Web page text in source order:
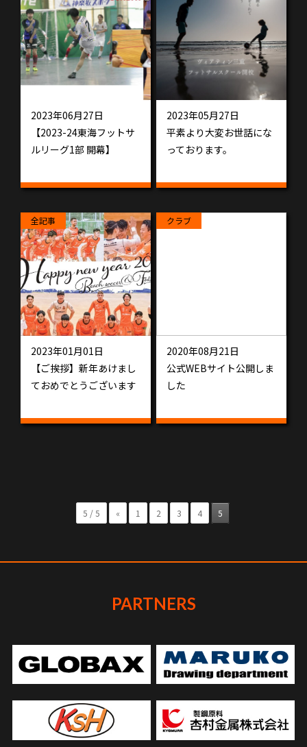
2023年06月27日
【2023-24東海フットサ
ルリーグ1部 開幕】
2023年05月27日
平素より大変お世話にな
っております。
全記事
2023年01月01日
【ご挨拶】新年あけまし
ておめでとうございます
クラブ
2020年08月21日
公式WEBサイト公開しま
した
5 / 5 « 1 2 3 4 5
PARTNERS